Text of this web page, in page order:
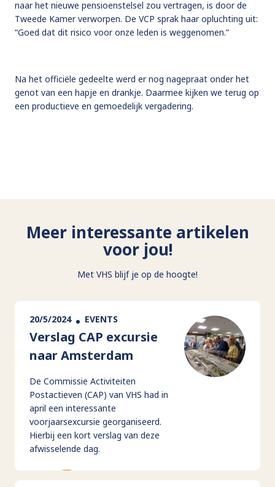
naar het nieuwe pensioenstelsel zou vertragen, is door de
Tweede Kamer verworpen. De VCP sprak haar opluchting uit:
“Goed dat dit risico voor onze leden is weggenomen.”
Na het officiële gedeelte werd er nog nagepraat onder het
genot van een hapje en drankje. Daarmee kijken we terug op
een productieve en gemoedelijk vergadering.
Meer interessante artikelen
voor jou!
Met VHS blijf je op de hoogte!
20/5/2024 EVENTS
Verslag CAP excursie
naar Amsterdam
De Commissie Activiteiten
Postactieven (CAP) van VHS had in
april een interessante
voorjaarsexcursie georganiseerd.
Hierbij een kort verslag van deze
afwisselende dag.